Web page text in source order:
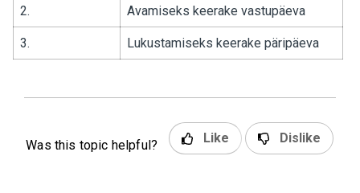
2. Avamiseks keerake vastupäeva
3. Lukustamiseks keerake päripäeva
Was this topic helpful? Like Dislike